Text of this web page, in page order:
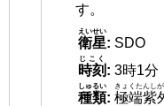
す。
衛星
えいせい
: SDO
時刻
じこく
: 3時1分
種類
しゅるい
: 極端紫
きょくたんし